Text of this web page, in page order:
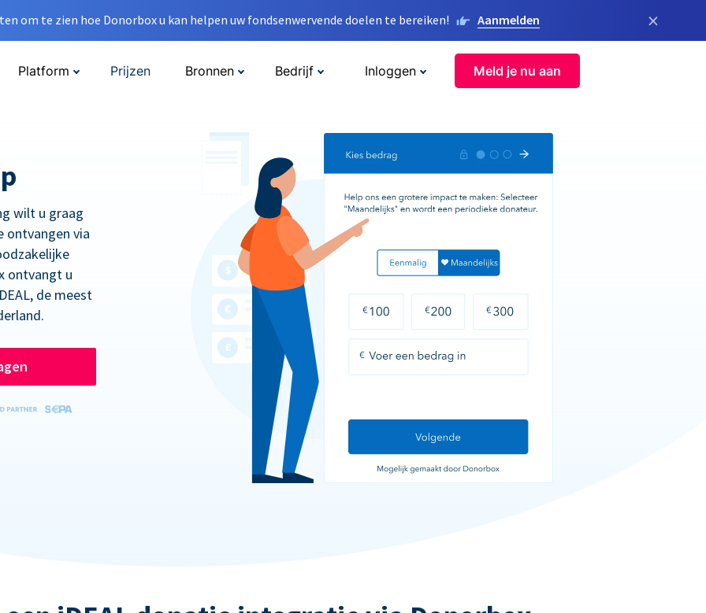
om te zien hoe Donorbox u kan helpen uw fondsenwervende doelen te bereiken! Aanmelden ×
Platform Prijzen Bronnen Bedrijf Inloggen Meld je nu aan
wilt u graag
ontvangen via
ontvangt u
de meest